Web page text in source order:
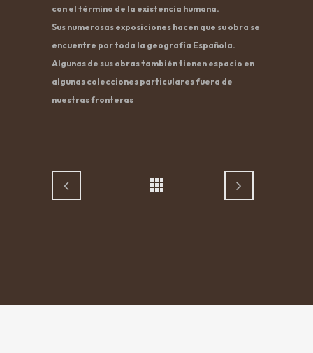
con el término de la existencia humana.
Sus numerosas exposiciones hacen que su obra se
encuentre por toda la geografía Española.
Algunas de sus obras también tienen espacio en
algunas colecciones particulares fuera de
nuestras fronteras